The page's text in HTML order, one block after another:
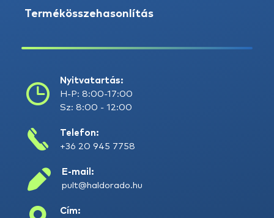
Termékösszehasonlítás
Nyitvatartás:
H-P: 8:00-17:00
Sz: 8:00 - 12:00
Telefon:
+36 20 945 7758
E-mail:
pult@haldorado.hu
Cím: